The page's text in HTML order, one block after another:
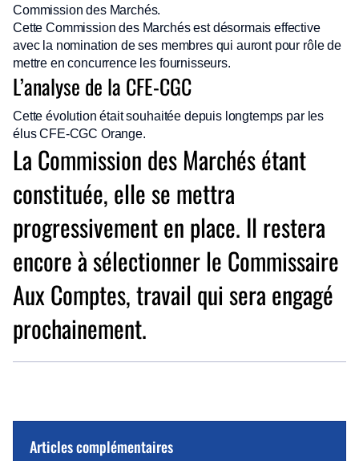
Commission des Marchés.
Cette Commission des Marchés est désormais effective
avec la nomination de ses membres qui auront pour rôle de
mettre en concurrence les fournisseurs.
L’analyse de la CFE-CGC
Cette évolution était souhaitée depuis longtemps par les
élus CFE-CGC Orange.
La Commission des Marchés étant
constituée, elle se mettra
progressivement en place. Il restera
encore à sélectionner le Commissaire
Aux Comptes, travail qui sera engagé
prochainement.
Articles complémentaires